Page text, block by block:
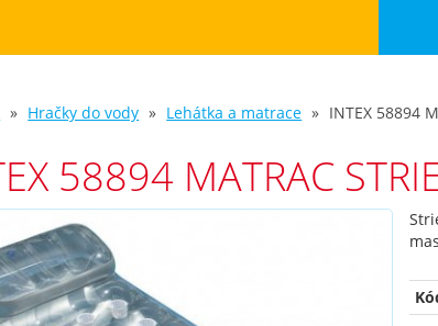
Hračky do vody Lehátka a matrace INTEX 58894
58894 MATRAC